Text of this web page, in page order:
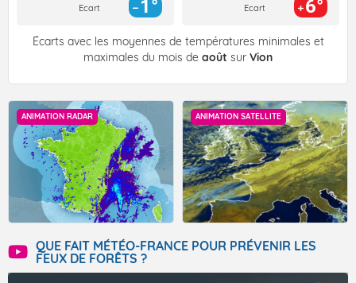
Ecart 1° Ecart 6°
Écarts avec les moyennes de températures minimales et
maximales du mois de août sur Vion
ANIMATION RADAR ANIMATION SATELLITE
QUE FAIT MÉTÉO-FRANCE POUR PRÉVENIR LES
FEUX DE FORÊTS ?